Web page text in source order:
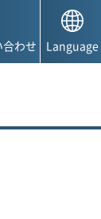
合わせ Language